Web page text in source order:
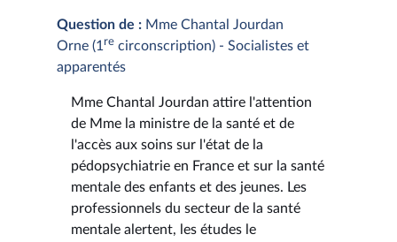
Question de : Mme Chantal Jourdan
Orne (1 re circonscription) - Socialistes et
apparentés
Mme Chantal Jourdan attire l'attention
de Mme la ministre de la santé et de
l'accès aux soins sur l'état de la
pédopsychiatrie en France et sur la santé
mentale des enfants et des jeunes. Les
professionnels du secteur de la santé
mentale alertent, les études le